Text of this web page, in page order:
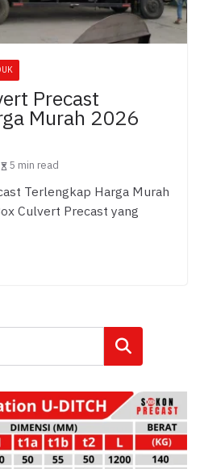
Precast
Murah 2026
5 min read
Terlengkap Harga Murah
Culvert Precast yang
Cari